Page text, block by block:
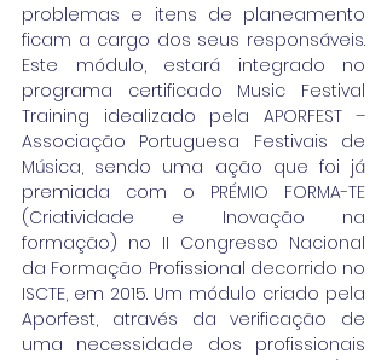
problemas e itens de planeamento
ficam a cargo dos seus responsáveis.
Este módulo, estará integrado no
programa certificado Music Festival
Training idealizado pela APORFEST –
Associação Portuguesa Festivais de
Música, sendo uma ação que foi já
premiada com o PRÉMIO FORMA-TE
(Criatividade e Inovação na
formação) no II Congresso Nacional
da Formação Profissional decorrido no
ISCTE, em 2015. Um módulo criado pela
Aporfest, através da verificação de
uma necessidade dos profissionais